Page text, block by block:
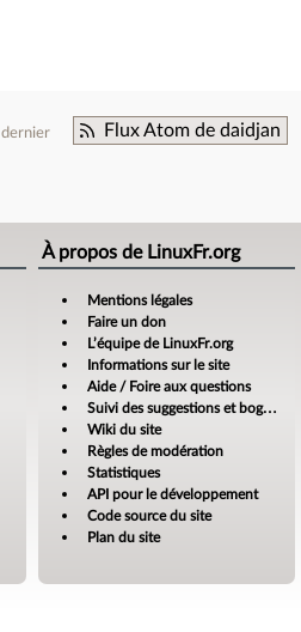
Flux Atom de daidjan
dernier
À propos de LinuxFr.org
Mentions légales
Faire un don
L’équipe de LinuxFr.org
Informations sur le site
Aide / Foire aux questions
Suivi des suggestions et bogues
Wiki du site
Règles de modération
Statistiques
API pour le développement
Code source du site
Plan du site